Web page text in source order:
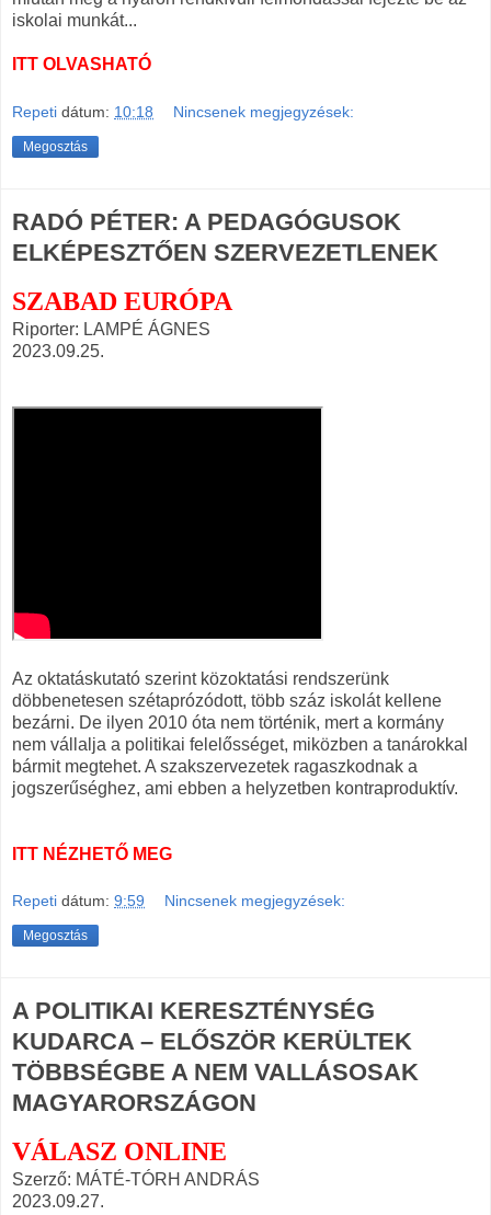
iskolai munkát...
ITT OLVASHATÓ
Repeti dátum: 10:18 Nincsenek megjegyzések:
Megosztás
RADÓ PÉTER: A PEDAGÓGUSOK
ELKÉPESZTŐEN SZERVEZETLENEK
SZABAD EURÓPA
Riporter: LAMPÉ ÁGNES
2023.09.25.
Az oktatáskutató szerint közoktatási rendszerünk
döbbenetesen szétaprózódott, több száz iskolát kellene
bezárni. De ilyen 2010 óta nem történik, mert a kormány
nem vállalja a politikai felelősséget, miközben a tanárokkal
bármit megtehet. A szakszervezetek ragaszkodnak a
jogszerűséghez, ami ebben a helyzetben kontraproduktív.
ITT NÉZHETŐ MEG
Repeti dátum: 9:59 Nincsenek megjegyzések:
Megosztás
A POLITIKAI KERESZTÉNYSÉG
KUDARCA – ELŐSZÖR KERÜLTEK
TÖBBSÉGBE A NEM VALLÁSOSAK
MAGYARORSZÁGON
VÁLASZ ONLINE
Szerző: MÁTÉ-TÓRH ANDRÁS
2023.09.27.